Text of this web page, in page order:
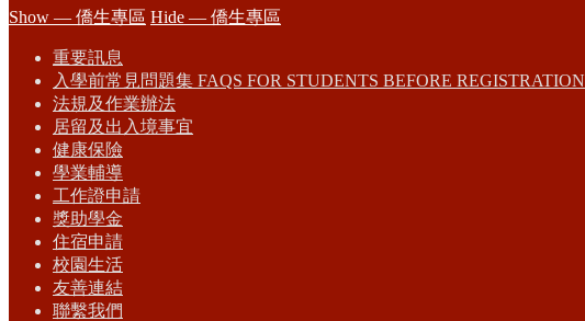
Show — 僑生專區 Hide — 僑生專區
重要訊息
入學前常見問題集 FAQS FOR STUDENTS BEFORE REGISTRATION
法規及作業辦法
居留及出入境事宜
健康保險
學業輔導
工作證申請
獎助學金
住宿申請
校園生活
友善連結
聯繫我們